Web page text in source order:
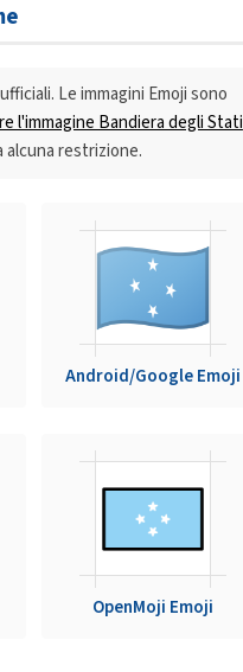
Le immagini Emoji sono
l'immagine Bandiera degli Stati
alcuna restrizione.
Android/Google Emoji
OpenMoji Emoji